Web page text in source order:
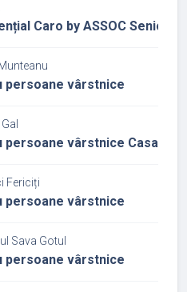
Caro by ASSOC Senior
persoane vârstnice
persoane vârstnice Casa
Fericiți
persoane vârstnice
Sava Gotul
persoane vârstnice